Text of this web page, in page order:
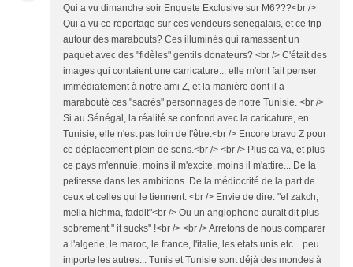
Qui a vu dimanche soir Enquete Exclusive sur M6???<br />
Qui a vu ce reportage sur ces vendeurs senegalais, et ce trip
autour des marabouts? Ces illuminés qui ramassent un
paquet avec des "fidèles" gentils donateurs? <br /> C'était des
images qui contaient une carricature... elle m'ont fait penser
immédiatement à notre ami Z, et la manière dont il a
marabouté ces "sacrés" personnages de notre Tunisie. <br />
Si au Sénégal, la réalité se confond avec la caricature, en
Tunisie, elle n'est pas loin de l'être.<br /> Encore bravo Z pour
ce déplacement plein de sens.<br /> <br /> Plus ca va, et plus
ce pays m'ennuie, moins il m'excite, moins il m'attire... De la
petitesse dans les ambitions. De la médiocrité de la part de
ceux et celles qui le tiennent. <br /> Envie de dire: "el zakch,
mella hichma, faddit"<br /> Ou un anglophone aurait dit plus
sobrement " it sucks" !<br /> <br /> Arretons de nous comparer
a l'algerie, le maroc, le france, l'italie, les etats unis etc... peu
importe les autres... Tunis et Tunisie sont déjà des mondes à